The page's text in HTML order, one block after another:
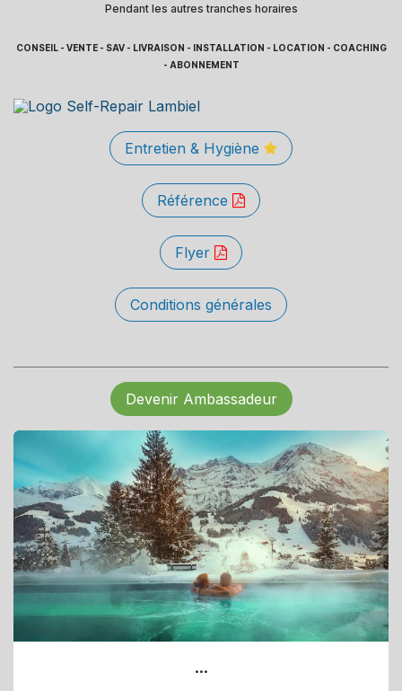
Pendant les autres tranches horaires
CONSEIL - VENTE - SAV - LIVRAISON - INSTALLATION - LOCATION - COACHING
- ABONNEMENT
Entretien & Hygiène
Référence
Flyer
Conditions générales
Devenir Ambassadeur
...